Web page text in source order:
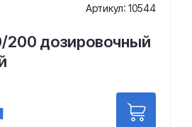
Артикул: 10544
200 дозировочный